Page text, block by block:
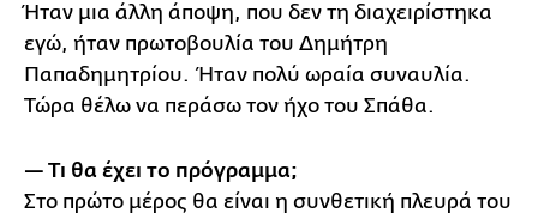
Ήταν μια άλλη άποψη, που δεν τη διαχειρίστηκα
εγώ, ήταν πρωτοβουλία του Δημήτρη
Παπαδημητρίου. Ήταν πολύ ωραία συναυλία.
Τώρα θέλω να περάσω τον ήχο του Σπάθα.
— Τι θα έχει το πρόγραμμα;
Στο πρώτο μέρος θα είναι η συνθετική πλευρά του